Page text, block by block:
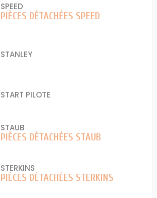
SPEED
PIÈCES DÉTACHÉES SPEED
STANLEY
START PILOTE
STAUB
PIÈCES DÉTACHÉES STAUB
STERKINS
PIÈCES DÉTACHÉES STERKINS